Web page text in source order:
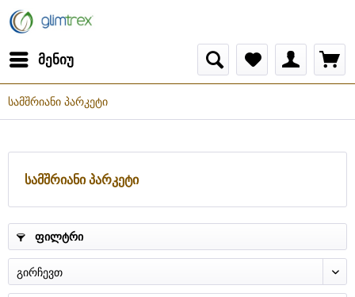
მენიუ
სამშრიანი პარკეტი
სამშრიანი პარკეტი
ფილტრი